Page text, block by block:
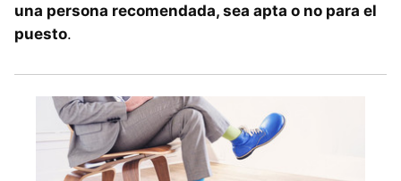
una persona recomendada, sea apta o no para el
puesto.